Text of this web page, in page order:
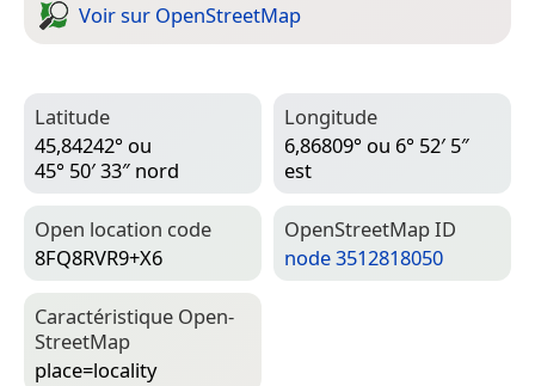
Voir sur Open­Street­Map
Latitude
45,84242° ou
45° 50′ 33″ nord
Longitude
6,86809° ou 6° 52′ 5″
est
Open location code
8FQ8RVR9+X6
Open­Street­Map ID
node 3512818050
Caractéristique Open­
Street­Map
place=­locality